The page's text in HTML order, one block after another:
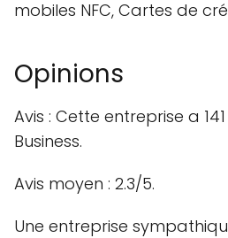
mobiles NFC, Cartes de
Opinions
Avis : Cette entreprise a
Business.
Avis moyen : 2.3/5.
Une entreprise